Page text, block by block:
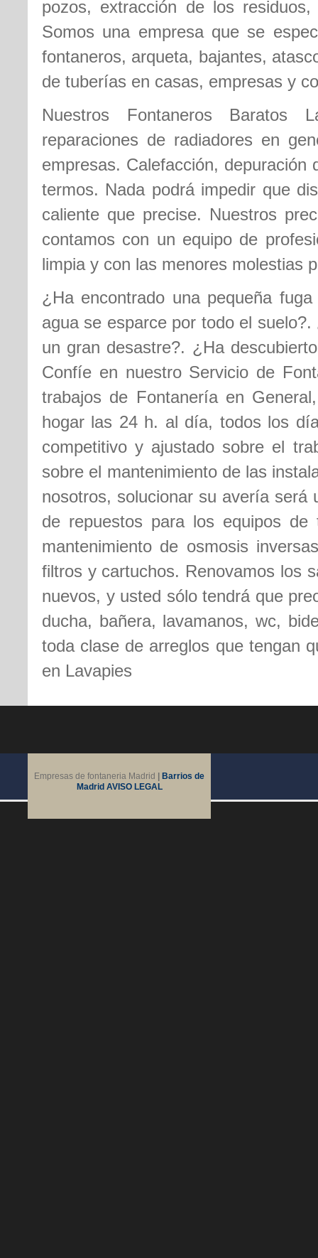
pozos, extracción de los
Somos una empresa que se
fontaneros, arqueta, bajantes,
de tuberías en casas, empresas y
Nuestros Fontaneros Baratos
reparaciones de radiadores en
empresas. Calefacción,
termos. Nada podrá impedir que
caliente que precise. Nuestros
contamos con un equipo de
limpia y con las menores molestias
¿Ha encontrado una pequeña
agua se esparce por todo el
un gran desastre?. ¿Ha
Confíe en nuestro Servicio de
trabajos de Fontanería en
hogar las 24 h. al día, todos los
competitivo y ajustado sobre el
sobre el mantenimiento de las
nosotros, solucionar su avería será
de repuestos para los equipos
mantenimiento de osmosis
filtros y cartuchos. Renovamos los
nuevos, y usted sólo tendrá que
ducha, bañera, lavamanos, wc,
toda clase de arreglos que tengan
en Lavapies
Empresas de fontaneria Madrid
Barrios de
Madrid AVISO LEGAL